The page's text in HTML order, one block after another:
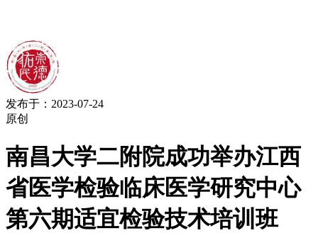
发布于：2023-07-24
原创
南昌大学二附院成功举办江西
省医学检验临床医学研究中心
第六期适宜检验技术培训班